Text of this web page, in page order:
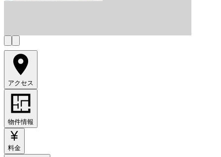
アクセス
物件情報
料金